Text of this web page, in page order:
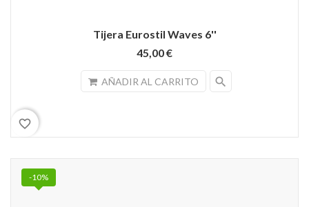
Tijera Eurostil Waves 6''
45,00 €
AÑADIR AL CARRITO search
favorite_border
-10%